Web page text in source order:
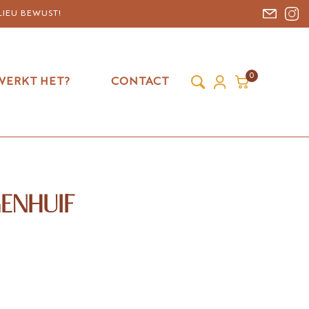
BEWUST!
HET? CONTACT
0